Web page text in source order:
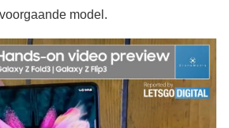
model.